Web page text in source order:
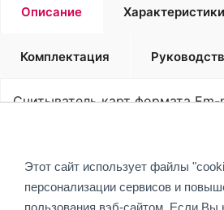
Описание Характеристики
Комплектация
Считыватель карт формата Em-
Обращаем Ваше внимание, что
размещенная на данном
информационный характер и не
Этот сайт использует файлы
персонализации сервисов и
пользования вэб-сайтом. Если Вы